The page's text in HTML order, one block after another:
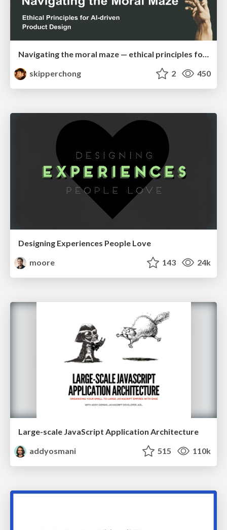
Navigating the moral maze — ethical principles for Al-driven product design
skipperchong
2 450
Designing Experiences People Love
moore
143 24k
Large-scale JavaScript Application Architecture
addyosmani
515 110k